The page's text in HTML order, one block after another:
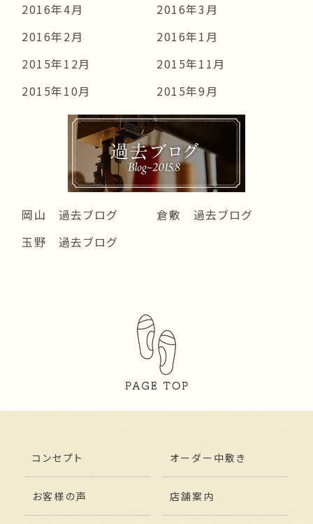
2016年4月
2016年3月
2016年2月
2016年1月
2015年12月
2015年11月
2015年10月
2015年9月
岡山 過去ブログ
倉敷 過去ブログ
玉野 過去ブログ
コンセプト オーダー中敷き
お客様の声 店舗案内